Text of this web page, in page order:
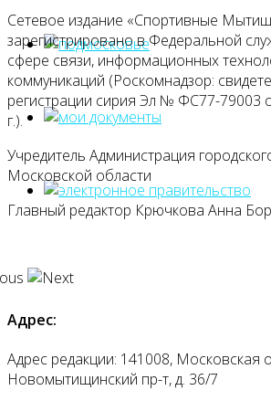
Сетевое издание «Спортивные
зарегистрировано в Федеральной
сфере связи, информационных
коммуникаций (Роскомнадзор:
регистрации сирия Эл № ФС77-79003
г.).
Учредитель Администрация
Московской области
Главный редактор Крючкова Анна
Адрес:
Адрес редакции: 141008, Московская
Новомытищинский пр-т, д. 36/7